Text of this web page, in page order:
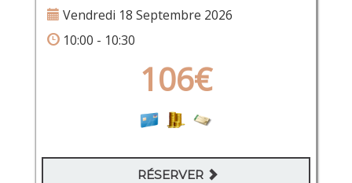
Vendredi 18 Septembre 2026
10:00 - 10:30
106€
RÉSERVER